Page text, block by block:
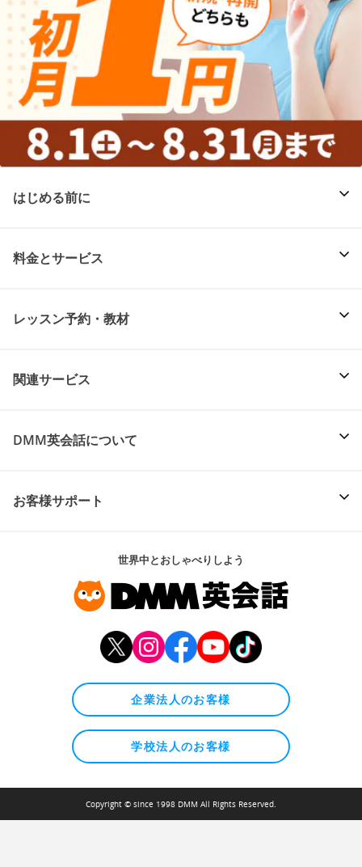
はじめる前に
料金とサービス
レッスン予約・教材
関連サービス
DMM英会話について
お客様サポート
世界中とおしゃべりしよう
企業法人のお客様
学校法人のお客様
Copyright © since 1998 DMM All Rights Reserved.